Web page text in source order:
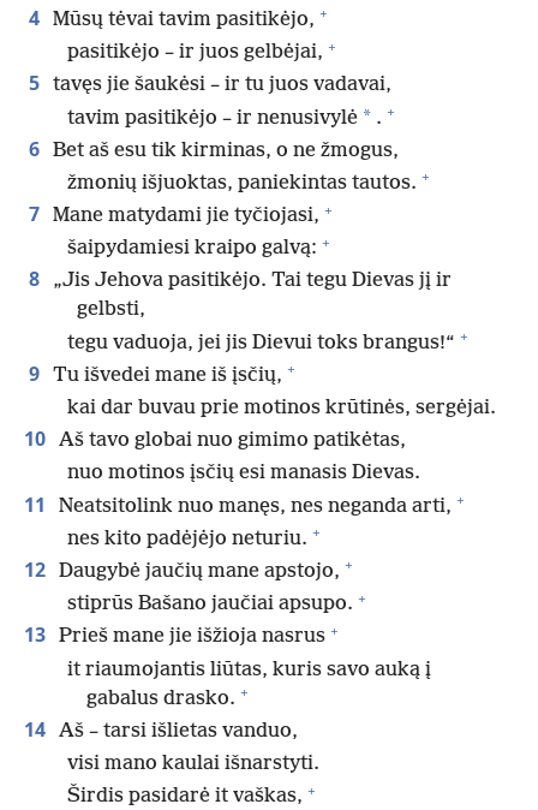
4 Mūsų tėvai tavim pasitikėjo, +
pasitikėjo – ir juos gelbėjai, +
5 tavęs jie šaukėsi – ir tu juos vadavai,
tavim pasitikėjo – ir nenusivylė * . +
6 Bet aš esu tik kirminas, o ne žmogus,
žmonių išjuoktas, paniekintas tautos. +
7 Mane matydami jie tyčiojasi, +
šaipydamiesi kraipo galvą: +
8
„Jis Jehova pasitikėjo. Tai tegu Dievas jį ir
gelbsti,
tegu vaduoja, jei jis Dievui toks brangus!“ +
9 Tu išvedei mane iš įsčių, +
kai dar buvau prie motinos krūtinės, sergėjai.
10 Aš tavo globai nuo gimimo patikėtas,
nuo motinos įsčių esi manasis Dievas.
11 Neatsitolink nuo manęs, nes neganda arti, +
nes kito padėjėjo neturiu. +
12 Daugybė jaučių mane apstojo, +
stiprūs Bašano jaučiai apsupo. +
13 Prieš mane jie išžioja nasrus +
it riaumojantis liūtas, kuris savo auką į
gabalus drasko. +
14 Aš – tarsi išlietas vanduo,
visi mano kaulai išnarstyti.
Širdis pasidarė it vaškas, +